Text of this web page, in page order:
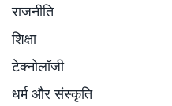
राजनीति
शिक्षा
टेक्नोलॉजी
धर्म और संस्कृति